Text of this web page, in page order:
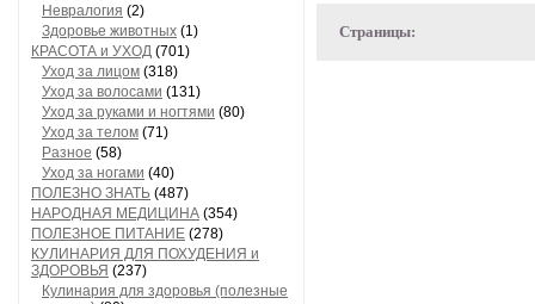
Невралогия (2)
Здоровье животных (1)
КРАСОТА и УХОД (701)
Уход за лицом (318)
Уход за волосами (131)
Уход за руками и ногтями (80)
Уход за телом (71)
Разное (58)
Уход за ногами (40)
ПОЛЕЗНО ЗНАТЬ (487)
НАРОДНАЯ МЕДИЦИНА (354)
ПОЛЕЗНОЕ ПИТАНИЕ (278)
КУЛИНАРИЯ ДЛЯ ПОХУДЕНИЯ и
ЗДОРОВЬЯ (237)
Кулинария для здоровья (полезные
Страницы: